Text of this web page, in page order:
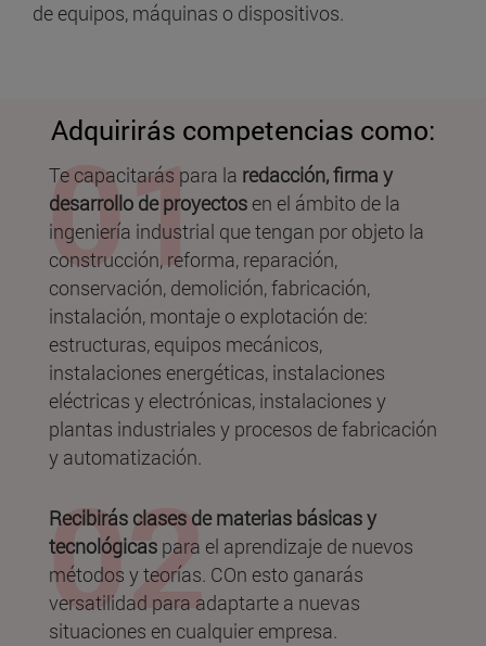
de equipos, máquinas o dispositivos.
Adquirirás competencias como:
Te capacitarás para la redacción, firma y
desarrollo de proyectos en el ámbito de la
ingeniería industrial que tengan por objeto la
construcción, reforma, reparación,
conservación, demolición, fabricación,
instalación, montaje o explotación de:
estructuras, equipos mecánicos,
instalaciones energéticas, instalaciones
eléctricas y electrónicas, instalaciones y
plantas industriales y procesos de fabricación
y automatización.
Recibirás clases de materias básicas y
tecnológicas para el aprendizaje de nuevos
métodos y teorías. COn esto ganarás
versatilidad para adaptarte a nuevas
situaciones en cualquier empresa.